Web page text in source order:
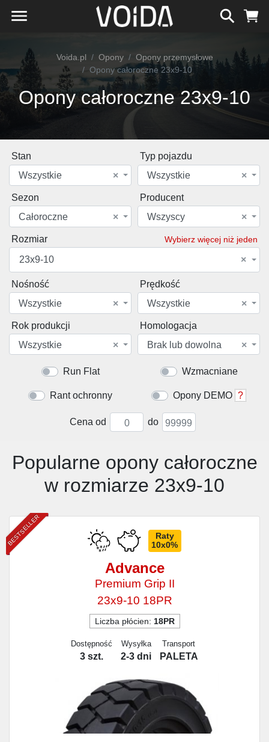
Voida.pl Opony
Opony przemysłowe
Opony całoroczne 23x9-10
Opony całoroczne 23x9-10
Stan
×
Wszystkie
Typ pojazdu
×
Wszystkie
Sezon
×
Całoroczne
Producent
×
Wszyscy
Rozmiar Wybierz więcej niż jeden
×
23x9-10
Nośność
×
Wszystkie
Prędkość
×
Wszystkie
Rok produkcji
×
Wszystkie
Homologacja
×
Brak lub dowolna
Run Flat Wzmacniane
Rant ochronny Opony DEMO ?
Cena od do
Popularne opony całoroczne
w rozmiarze 23x9-10
BESTSELLER
Raty
10x0%
Advance
Premium Grip II
23x9-10 18PR
Liczba płócien: 18PR
Dostępność
3 szt.
Wysyłka
2-3 dni
Transport
PALETA